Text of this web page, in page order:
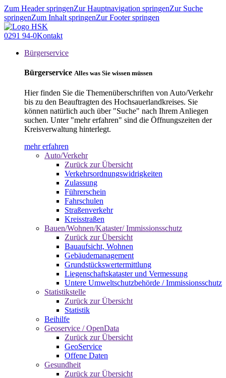
Zum Header springenZur Hauptnavigation springenZur Suche
springenZum Inhalt springenZur Footer springen
0291 94-0Kontakt
Bürgerservice
Bürgerservice Alles was Sie wissen müssen
Hier finden Sie die Themenüberschriften von Auto/Verkehr
bis zu den Beauftragten des Hochsauerlandkreises. Sie
können natürlich auch über "Suche" nach Ihrem Anliegen
suchen. Unter "mehr erfahren" sind die Öffnungszeiten der
Kreisverwaltung hinterlegt.
mehr erfahren
Auto/Verkehr
Zurück zur Übersicht
Verkehrsordnungswidrigkeiten
Zulassung
Führerschein
Fahrschulen
Straßenverkehr
Kreisstraßen
Bauen/Wohnen/Kataster/ Immissionsschutz
Zurück zur Übersicht
Bauaufsicht, Wohnen
Gebäudemanagement
Grundstückswertermittlung
Liegenschaftskataster und Vermessung
Untere Umweltschutzbehörde / Immissionsschutz
Statistikstelle
Zurück zur Übersicht
Statistik
Beihilfe
Geoservice / OpenData
Zurück zur Übersicht
GeoService
Offene Daten
Gesundheit
Zurück zur Übersicht